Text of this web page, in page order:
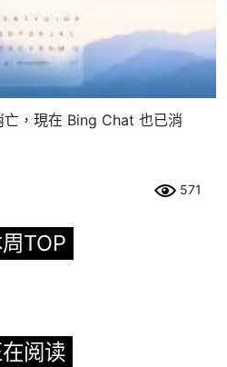
，現在 Bing Chat 也已消
571
TOP
阅读